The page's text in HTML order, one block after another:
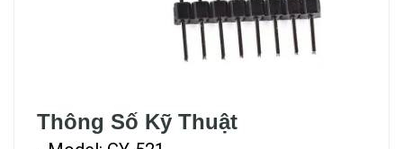
Thông Số Kỹ Thuật